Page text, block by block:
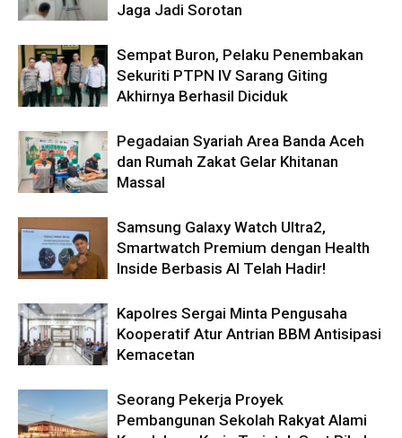
Jaga Jadi Sorotan
Sempat Buron, Pelaku Penembakan
Sekuriti PTPN IV Sarang Giting
Akhirnya Berhasil Diciduk
Pegadaian Syariah Area Banda Aceh
dan Rumah Zakat Gelar Khitanan
Massal
Samsung Galaxy Watch Ultra2,
Smartwatch Premium dengan Health
Inside Berbasis AI Telah Hadir!
Kapolres Sergai Minta Pengusaha
Kooperatif Atur Antrian BBM Antisipasi
Kemacetan
Seorang Pekerja Proyek
Pembangunan Sekolah Rakyat Alami